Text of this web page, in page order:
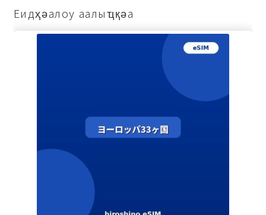
Еидҳәалоу аалыҵқәа